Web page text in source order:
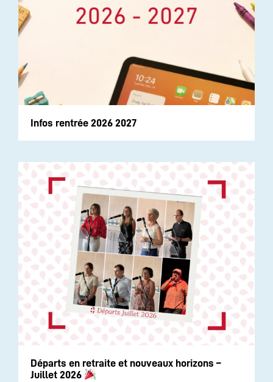
Infos rentrée 2026 2027
Départs en retraite et nouveaux horizons –
Juillet 2026